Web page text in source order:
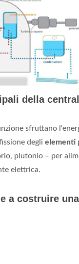
della
sfruttano
degli elementi
plutonio ‒ per
elettrica.
a costruire